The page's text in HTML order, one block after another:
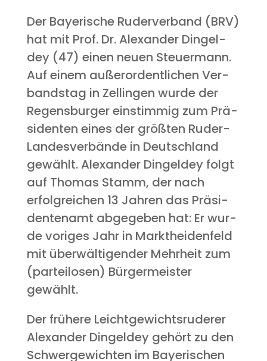
Der Baye­ri­sche Ruder­ver­band (BRV)
hat mit Prof. Dr. Alex­an­der Din­gel­
dey (47) einen neu­en Steu­er­mann.
Auf einem außer­or­dent­li­chen Ver­
bands­tag in Zellin­gen wur­de der
Regens­bur­ger ein­stim­mig zum Prä­
si­den­ten eines der größ­ten Ruder-
Lan­des­ver­bän­de in Deutsch­land
gewählt. Alex­an­der Din­gel­dey folgt
auf Tho­mas Stamm, der nach
erfolg­rei­chen 13 Jah­ren das Prä­si­
den­ten­amt abge­ge­ben hat: Er wur­
de vori­ges Jahr in Markt­hei­den­feld
mit über­wäl­ti­gen­der Mehr­heit zum
(par­tei­lo­sen) Bür­ger­meis­ter
gewählt.
Der frü­he­re Leicht­ge­wichts­ru­de­rer
Alex­an­der Din­gel­dey gehört zu den
Schwer­ge­wich­ten im Baye­ri­schen